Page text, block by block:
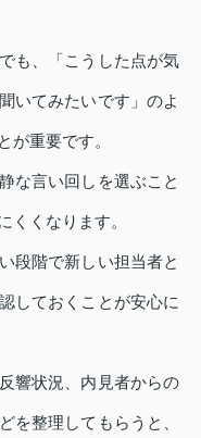
も、「こうした点が気
いてみたいです」のよ
が重要です。
な言い回しを選ぶこと
くくなります。
段階で新しい担当者と
しておくことが安心に
響状況、内見者からの
を整理してもらうと、